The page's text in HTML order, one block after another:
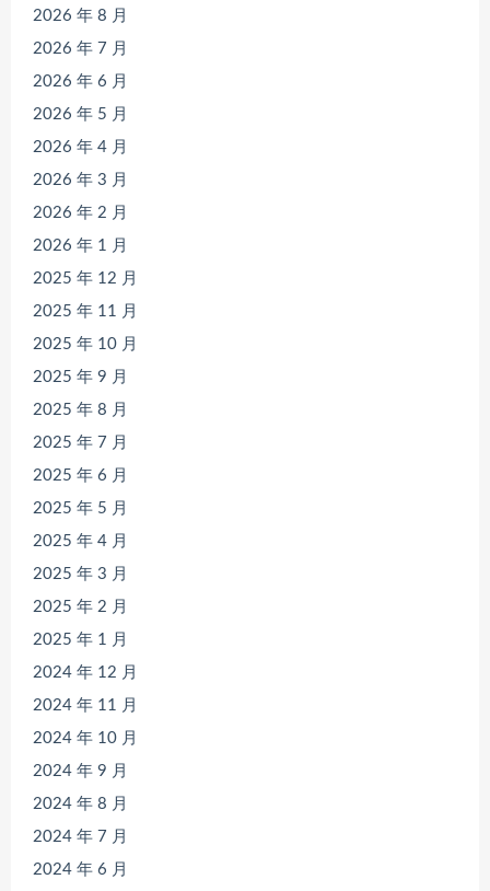
2026 年 8 月
2026 年 7 月
2026 年 6 月
2026 年 5 月
2026 年 4 月
2026 年 3 月
2026 年 2 月
2026 年 1 月
2025 年 12 月
2025 年 11 月
2025 年 10 月
2025 年 9 月
2025 年 8 月
2025 年 7 月
2025 年 6 月
2025 年 5 月
2025 年 4 月
2025 年 3 月
2025 年 2 月
2025 年 1 月
2024 年 12 月
2024 年 11 月
2024 年 10 月
2024 年 9 月
2024 年 8 月
2024 年 7 月
2024 年 6 月